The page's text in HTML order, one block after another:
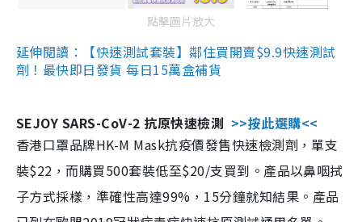
點擊圖片放大
延伸閱讀：【快速測試套裝】鄰住買開賣$9.9快速測試
劑！最快即日發貨 每日15萬盒補貨
SEJOY SARS-CoV-2 抗原快速檢測 >>按此選購<<
香港口罩品牌HK-M Mask抗疫價發售快速檢測劑，單支
裝$22，而購買500套裝低至$20/支買到。產品以鼻咽拭
子方式採樣，準確性高達99%，15分鐘就知結果。產品